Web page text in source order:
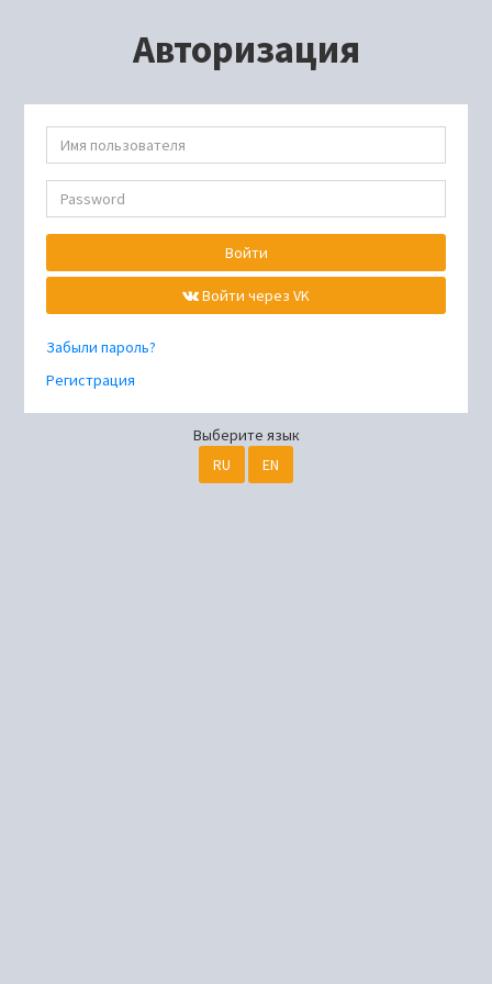
Авторизация
Войти
Войти через VK
Забыли пароль?
Регистрация
Выберите язык